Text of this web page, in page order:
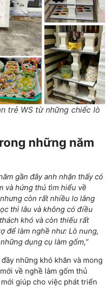
trẻ WS từ những chiếc lò
những năm
gần đây anh nhận thấy có
và hứng thú tìm hiểu về
còn rất nhiều lo lắng
thì lâu và không có điều
khó và còn thiếu rất
để làm nghề như: Lò nung,
dụng cụ làm gốm,”
những khó khăn và mong
về nghề làm gốm thủ
giúp cho việc phát triển